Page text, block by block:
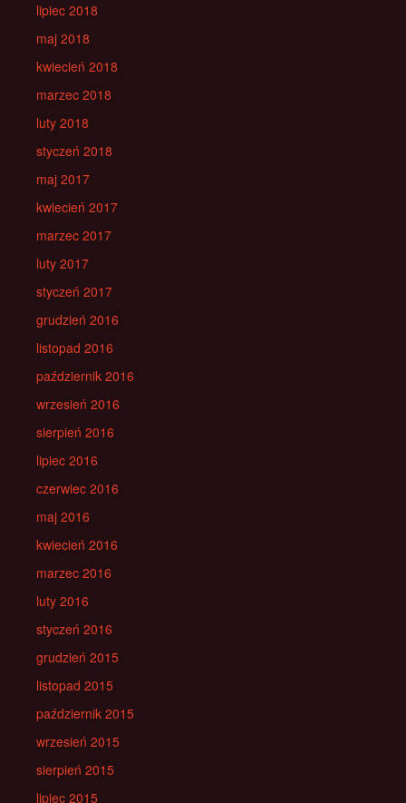
lipiec 2018
maj 2018
kwiecień 2018
marzec 2018
luty 2018
styczeń 2018
maj 2017
kwiecień 2017
marzec 2017
luty 2017
styczeń 2017
grudzień 2016
listopad 2016
październik 2016
wrzesień 2016
sierpień 2016
lipiec 2016
czerwiec 2016
maj 2016
kwiecień 2016
marzec 2016
luty 2016
styczeń 2016
grudzień 2015
listopad 2015
październik 2015
wrzesień 2015
sierpień 2015
lipiec 2015